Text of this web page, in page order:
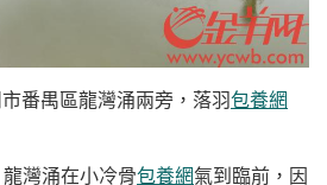
番禺區龍灣涌兩旁，落羽包養網
灣涌在小冷骨包養網氣到臨前，因